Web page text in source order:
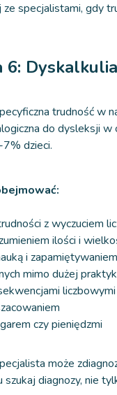
ze specjalistami, gdy
6: Dyskalkulia
trudność w
do dysleksji w
dzieci.
z wyczuciem
ilości i
i
mimo dużej
liczbowymi
czy pieniędzmi
może
diagnozy, nie